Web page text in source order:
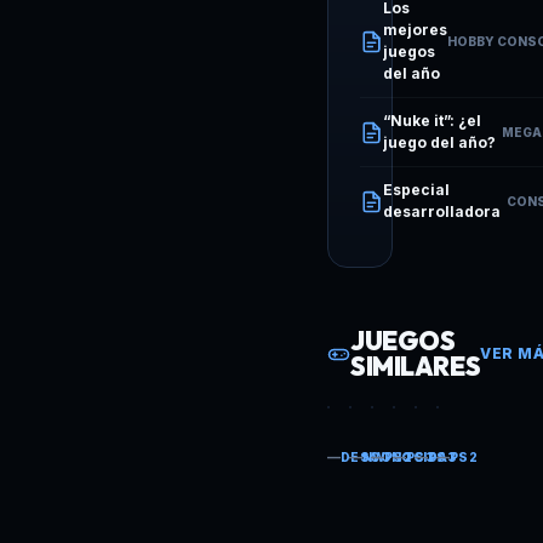
Los
mejores
juegos
del año
HOBBY
“Nuke it”: ¿el
juego del año?
Especial
desarrolladora
JUEGOS
SIMILARESVER
—DESCONOCIDA
—NW
—PS2
—PS3
—PS3
—PS2